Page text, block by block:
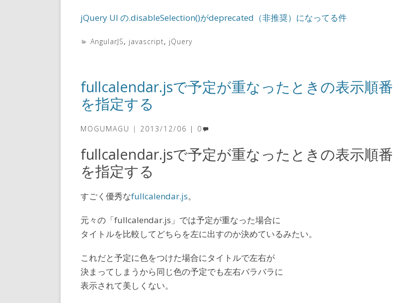
jQuery UI の.disableSelection()がdeprecated（非推奨）になってる件
AngularJS, javascript, jQuery
fullcalendar.jsで予定が重なったときの表示順番
を指定する
MOGUMAGU 2013/12/06 0
fullcalendar.jsで予定が重なったときの表示順番
を指定する
すごく優秀なfullcalendar.js。
元々の「fullcalendar.js」では予定が重なった場合に
タイトルを比較してどちらを左に出すのか決めているみたい。
これだと予定に色をつけた場合にタイトルで左右が
決まってしまうから同じ色の予定でも左右バラバラに
表示されて美しくない。